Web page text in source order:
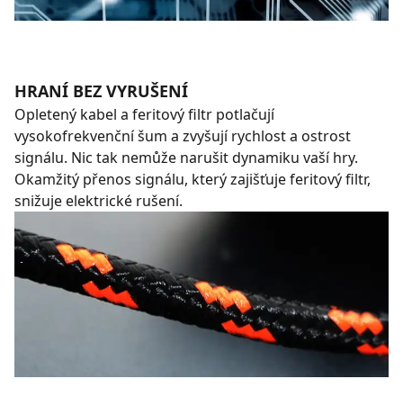
HRANÍ BEZ VYRUŠENÍ
Opletený kabel a feritový filtr potlačují
vysokofrekvenční šum a zvyšují rychlost a ostrost
signálu. Nic tak nemůže narušit dynamiku vaší hry.
Okamžitý přenos signálu, který zajišťuje feritový filtr,
snižuje elektrické rušení.